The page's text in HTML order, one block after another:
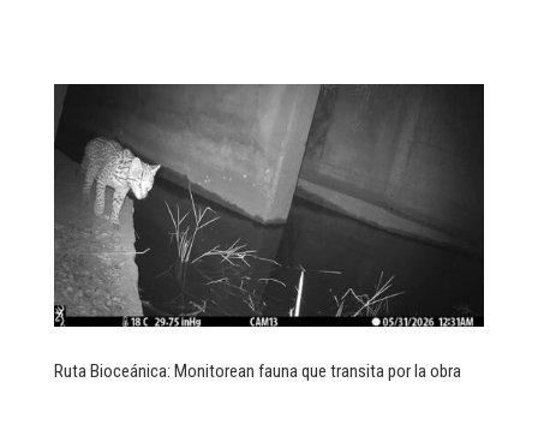
Ruta Bioceánica: Monitorean fauna que transita por la obra